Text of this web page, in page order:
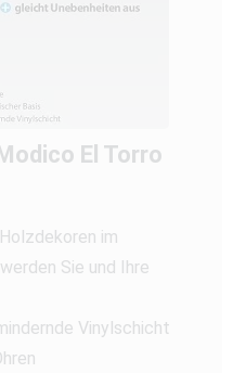
El Torro
im
Sie und Ihre
Vinylschicht